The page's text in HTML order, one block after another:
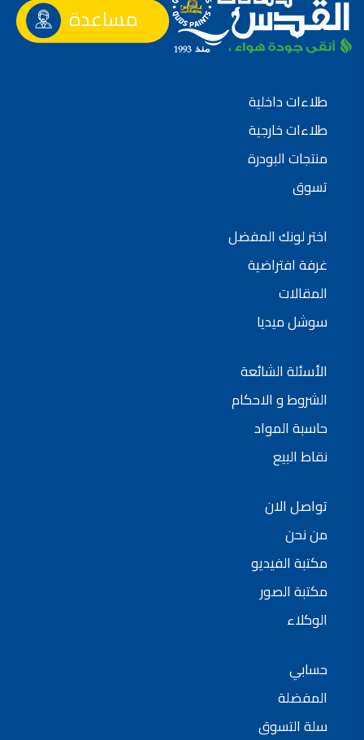
مساعدة
طلاءات داخلية
طلاءات خارجية
منتجات البودرة
تسوق
اختر لونك المفضل
غرفة افتراضية
المقالات
سوشل ميديا
الأسئلة الشائعة
الشروط و الاحكام
حاسبة المواد
نقاط البيع
تواصل الان
من نحن
مكتبة الفيديو
مكتبة الصور
الوكلاء
حسابي
المفضلة
سلة التسوق